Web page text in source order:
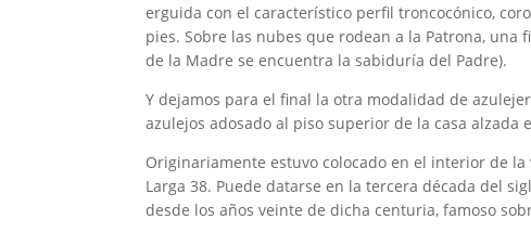
erguida con el característico perfil troncocónico,
pies. Sobre las nubes que rodean a la Patrona,
de la Madre se encuentra la sabiduría del Padre).
Y dejamos para el final la otra modalidad de
azulejos adosado al piso superior de la casa alzada
Originariamente estuvo colocado en el interior de
Larga 38. Puede datarse en la tercera década del
desde los años veinte de dicha centuria, famoso